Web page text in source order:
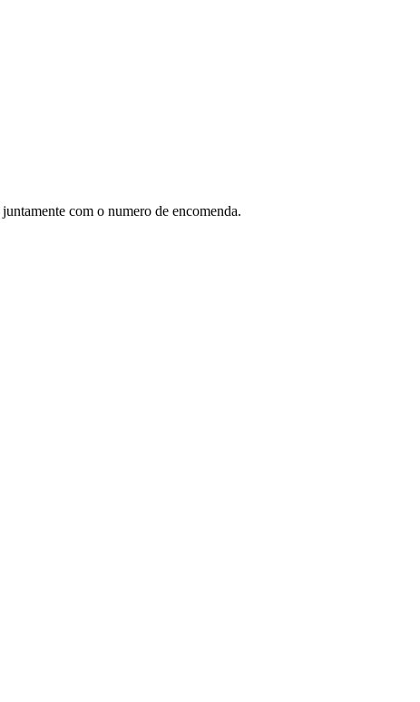
juntamente com o numero de encomenda.